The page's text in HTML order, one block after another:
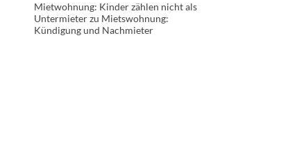
Mietwohnung: Kinder zählen nicht als
Untermieterzu Mietswohnung:
Kündigung und Nachmieter